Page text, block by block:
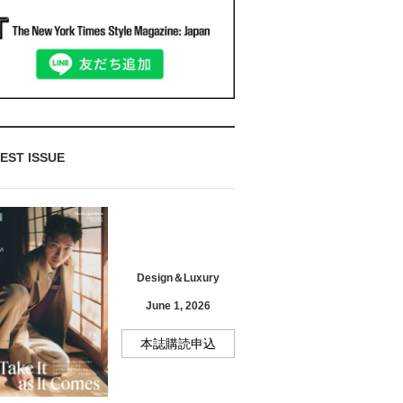
ISSUE
Design＆Luxury
June 1, 2026
本誌購読申込